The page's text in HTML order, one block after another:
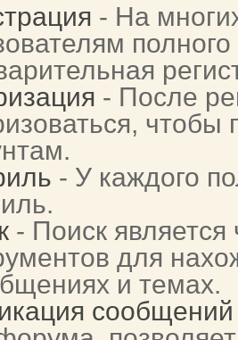
- На
- После
чтобы
- У каждого
- Поиск
для
и темах.
сообщений